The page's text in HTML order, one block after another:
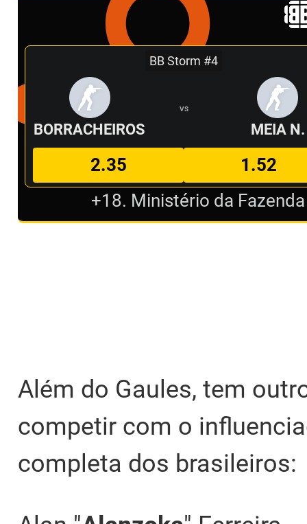
BB Storm #4
BORRACHEIROS
VS
MEIA N.
2.35
1.52
+18. Ministério da
Além do Gaules, tem
competir com o
completa dos brasileiros: